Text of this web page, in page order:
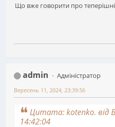
Що вже говорити про
admin
Адміністратор
Вересень 11, 2024, 23:39:56
Цитата: kotenko. від
14:42:04